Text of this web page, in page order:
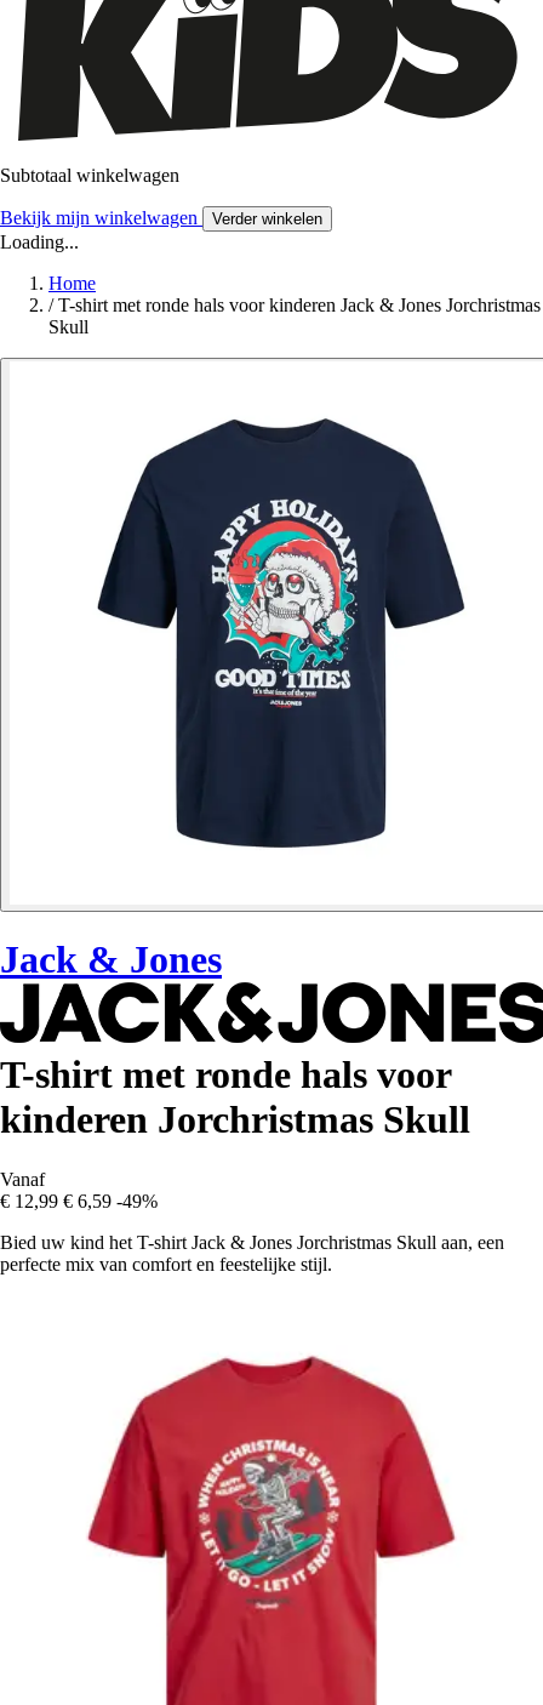
Subtotaal winkelwagen
Bekijk mijn winkelwagen Verder winkelen
Loading...
Home
/ T-shirt met ronde hals voor kinderen Jack & Jones Jorchristmas
Skull
Jack & Jones
T-shirt met ronde hals voor
kinderen Jorchristmas Skull
Vanaf
€ 12,99 € 6,59 -49%
Bied uw kind het T-shirt Jack & Jones Jorchristmas Skull aan, een
perfecte mix van comfort en feestelijke stijl.